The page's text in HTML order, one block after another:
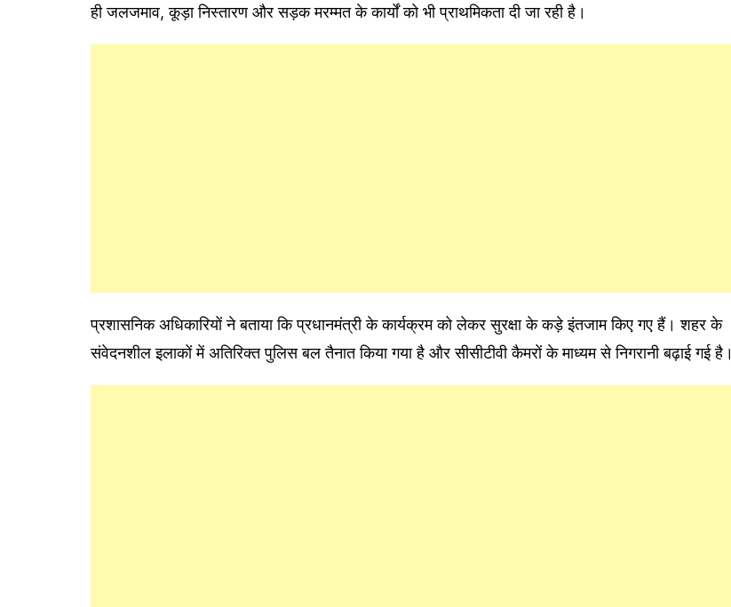
ही जलजमाव, कूड़ा निस्तारण और सड़क मरम्मत के कार्यों को भी प्राथमिकता दी जा रही है।
प्रशासनिक अधिकारियों ने बताया कि प्रधानमंत्री के कार्यक्रम को लेकर सुरक्षा के कड़े इंतजाम किए गए हैं। शहर के
संवेदनशील इलाकों में अतिरिक्त पुलिस बल तैनात किया गया है और सीसीटीवी कैमरों के माध्यम से निगरानी बढ़ाई गई है।